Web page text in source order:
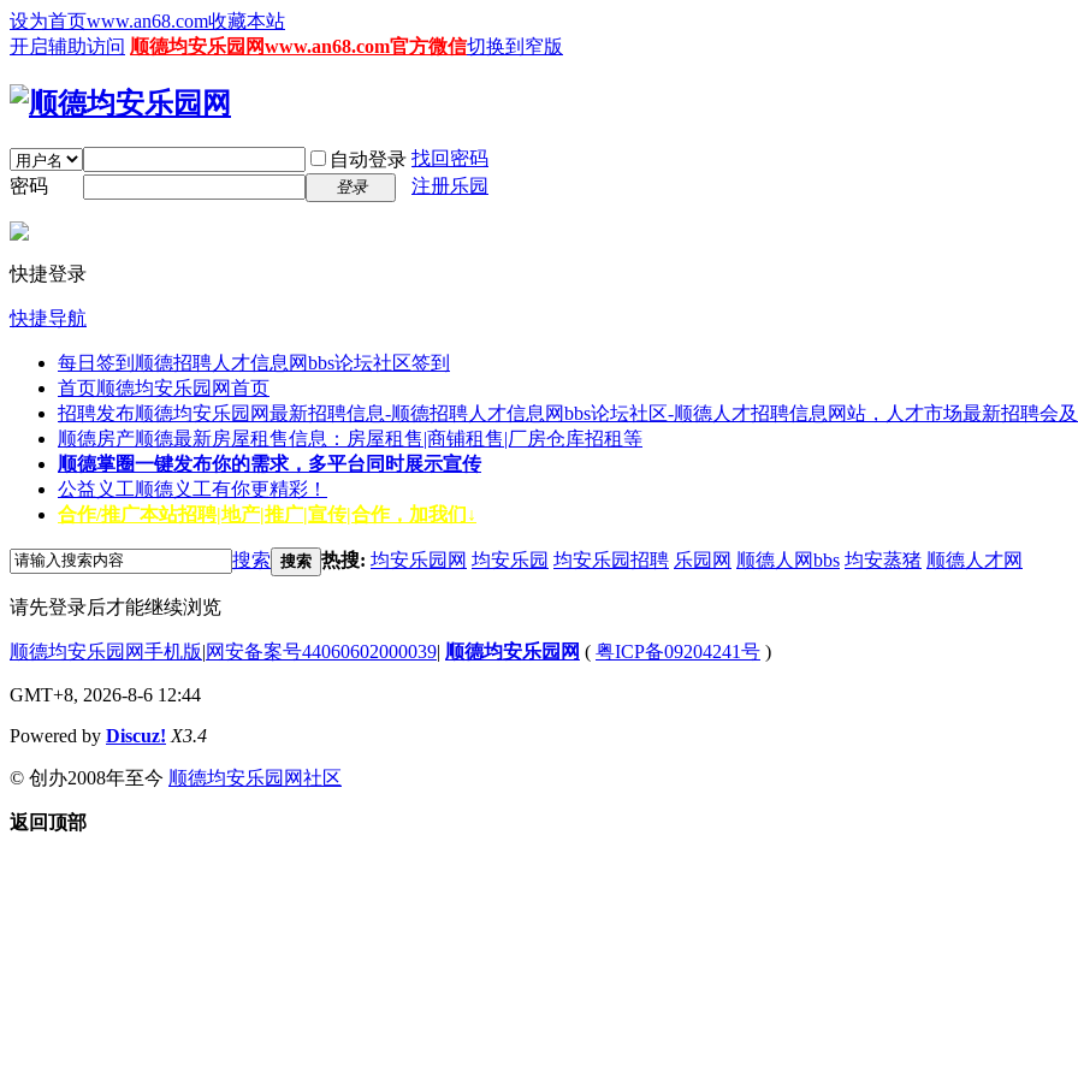
设为首页www.an68.com收藏本站
开启辅助访问 顺德均安乐园网www.an68.com官方微信切换到窄版
自动登录 找回密码
密码
登录 注册乐园
快捷登录
快捷导航
每日签到 顺德招聘人才信息网bbs论坛社区签到
首页顺德均安乐园网首页
招聘发布顺德均安乐园网最新招聘信息-顺德招聘人才信息网bbs论坛社区-顺德人才招聘信息网站，人才市场最新招聘会
顺德房产顺德最新房屋租售信息：房屋租售|商铺租售|厂房仓库招租等
顺德掌圈一键发布你的需求，多平台同时展示宣传
公益义工顺德义工有你更精彩！
合作/推广本站招聘|地产|推广|宣传|合作，加我们↓
搜索 搜索 热搜: 均安乐园网 均安乐园 均安乐园招聘 乐园网 顺德人网bbs 均安蒸猪 顺德人才网
请先登录后才能继续浏览
顺德均安乐园网手机版|网安备案号44060602000039| 顺德均安乐园网 ( 粤ICP备09204241号 )
GMT+8, 2026-8-6 12:44
Powered by Discuz! X3.4
© 创办2008年至今 顺德均安乐园网社区
返回顶部